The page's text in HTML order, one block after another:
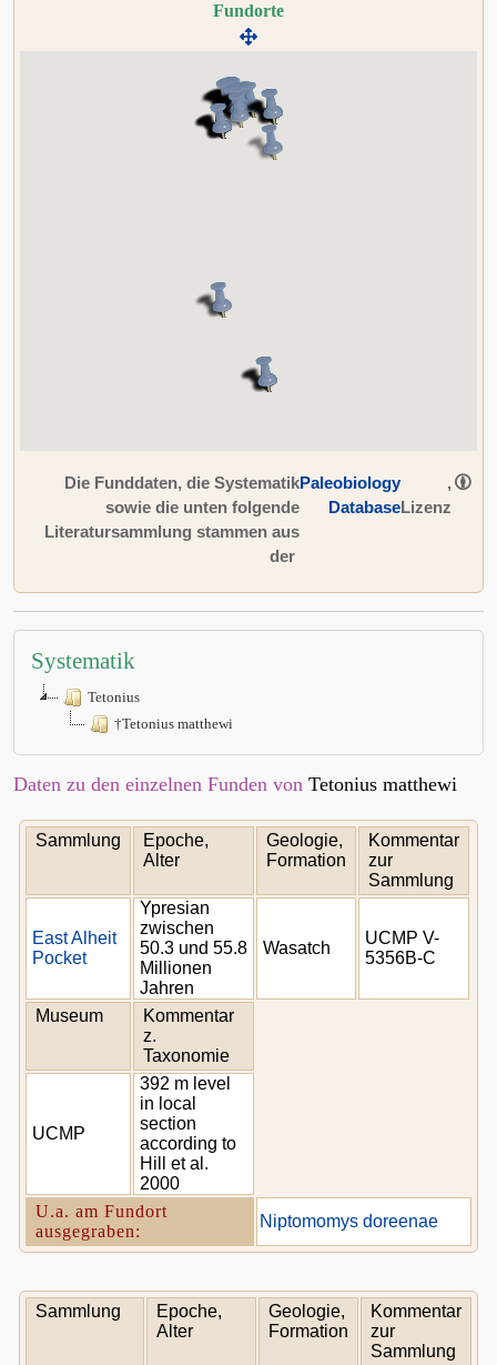
Fundorte
Die Funddaten, die Systematik
sowie die unten folgende
Literatursammlung stammen aus
der
Paleobiology
Database
,
Lizenz
Systematik
Tetonius
†Tetonius matthewi
Daten zu den einzelnen Funden von Tetonius matthewi
Sammlung
Epoche,
Alter
Geologie,
Formation
Kommentar
zur
Sammlung
East Alheit
Pocket
Ypresian
zwischen
50.3 und 55.8
Millionen
Jahren
Wasatch
UCMP V-
5356B-C
Museum
Kommentar
z.
Taxonomie
UCMP
392 m level
in local
section
according to
Hill et al.
2000
U.a. am Fundort
ausgegraben:
Niptomomys doreenae
Sammlung
Epoche,
Alter
Geologie,
Formation
Kommentar
zur
Sammlung